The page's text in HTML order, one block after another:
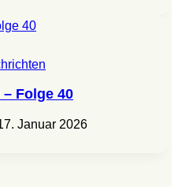
Folge 40
Januar 2026